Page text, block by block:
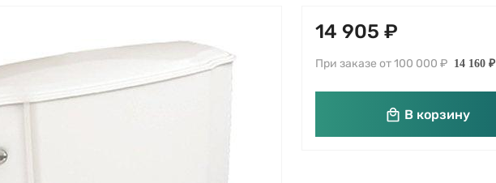
14 905 ₽
При заказе от 100 000 ₽ 14 160 ₽
В корзину